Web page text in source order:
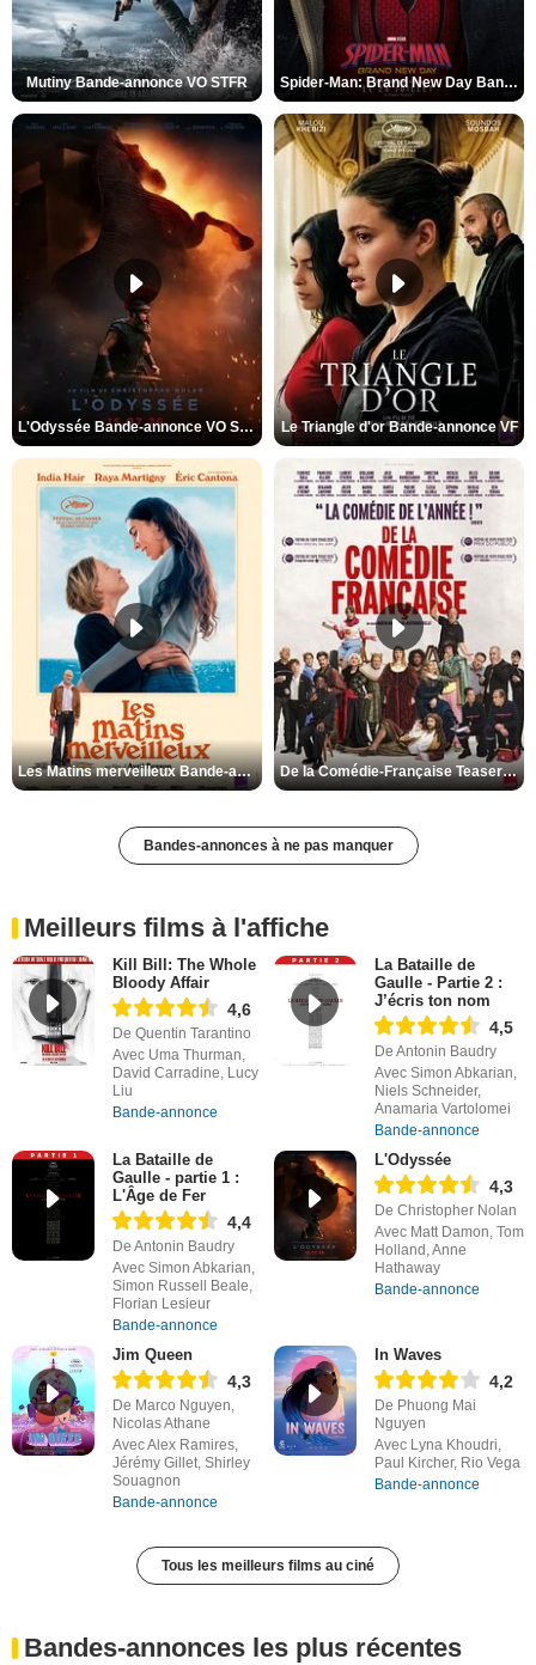
Mutiny Bande-annonce VO STFR Spider-Man: Brand New Day Bande-annonce VO STFR
L'Odyssée Bande-annonce VO STFR Le Triangle d'or Bande-annonce VF
Les Matins merveilleux Bande-annonce VF De la Comédie-Française Teaser VF
Bandes-annonces à ne pas manquer
Meilleurs films à l'affiche
Kill Bill: The Whole
Bloody Affair
4,6
De Quentin Tarantino
Avec Uma Thurman,
David Carradine, Lucy
Liu
Bande-annonce
La Bataille de
Gaulle - Partie 2 :
J’écris ton nom
4,5
De Antonin Baudry
Avec Simon Abkarian,
Niels Schneider,
Anamaria Vartolomei
Bande-annonce
La Bataille de
Gaulle - partie 1 :
L'Âge de Fer
4,4
De Antonin Baudry
Avec Simon Abkarian,
Simon Russell Beale,
Florian Lesieur
Bande-annonce
L'Odyssée
4,3
De Christopher Nolan
Avec Matt Damon, Tom
Holland, Anne
Hathaway
Bande-annonce
Jim Queen
4,3
De Marco Nguyen,
Nicolas Athane
Avec Alex Ramires,
Jérémy Gillet, Shirley
Souagnon
Bande-annonce
In Waves
4,2
De Phuong Mai
Nguyen
Avec Lyna Khoudri,
Paul Kircher, Rio Vega
Bande-annonce
Tous les meilleurs films au ciné
Bandes-annonces les plus récentes